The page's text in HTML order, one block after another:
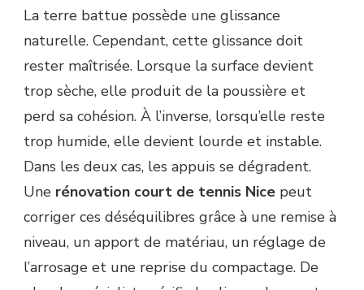
La terre battue possède une glissance
naturelle. Cependant, cette glissance doit
rester maîtrisée. Lorsque la surface devient
trop sèche, elle produit de la poussière et
perd sa cohésion. À l’inverse, lorsqu’elle reste
trop humide, elle devient lourde et instable.
Dans les deux cas, les appuis se dégradent.
Une rénovation court de tennis Nice peut
corriger ces déséquilibres grâce à une remise à
niveau, un apport de matériau, un réglage de
l’arrosage et une reprise du compactage. De